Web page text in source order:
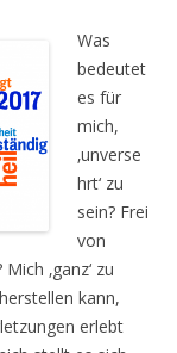
Was
bedeutet
es für
mich,
‚unverse
hrt‘ zu
sein? Frei
von
‚ganz‘ zu
kann,
erlebt